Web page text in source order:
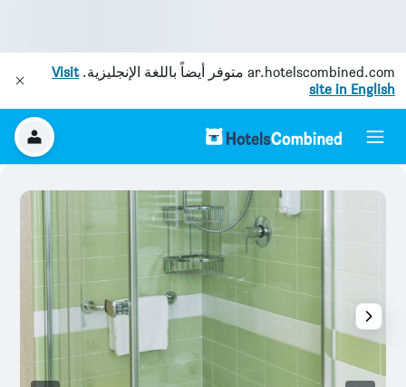
ar.hotelscombined.com متوفر أيضاً باللغة الإنجليزية.Visit
site in English